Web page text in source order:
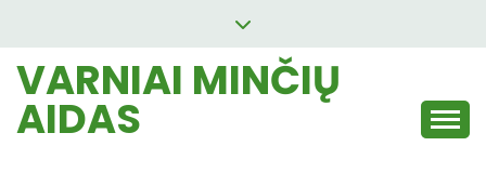
content
VARNIAI MINČIŲ
AIDAS